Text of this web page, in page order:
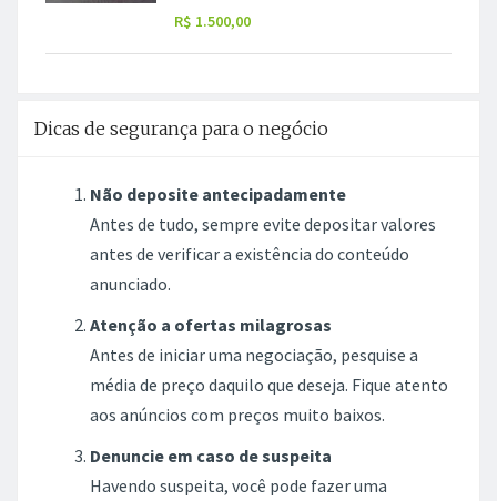
R$ 1.500,00
Dicas de segurança para o negócio
Não deposite antecipadamente
Antes de tudo, sempre evite depositar valores
antes de verificar a existência do conteúdo
anunciado.
Atenção a ofertas milagrosas
Antes de iniciar uma negociação, pesquise a
média de preço daquilo que deseja. Fique atento
aos anúncios com preços muito baixos.
Denuncie em caso de suspeita
Havendo suspeita, você pode fazer uma